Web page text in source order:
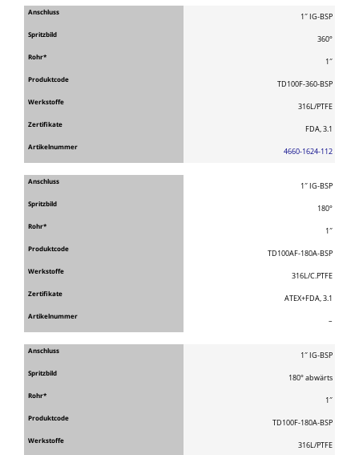
1″ IG-BSP
360°
1″
TD100F-360-BSP
316L/PTFE
FDA, 3.1
4660-1624-112
1″ IG-BSP
180°
1″
TD100AF-180A-BSP
316L/C.PTFE
ATEX+FDA, 3.1
–
1″ IG-BSP
180° abwärts
1″
TD100F-180A-BSP
316L/PTFE